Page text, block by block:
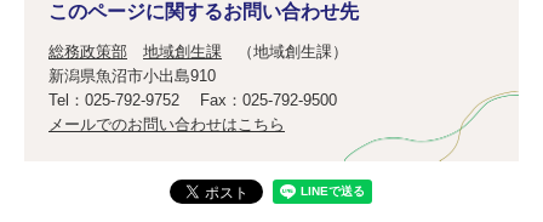
このページに関するお問い合わせ先
総務政策部 地域創生課
地域創生課
新潟県魚沼市小出島910
Tel：025-792-9752
Fax：025-792-9500
メールでのお問い合わせはこちら